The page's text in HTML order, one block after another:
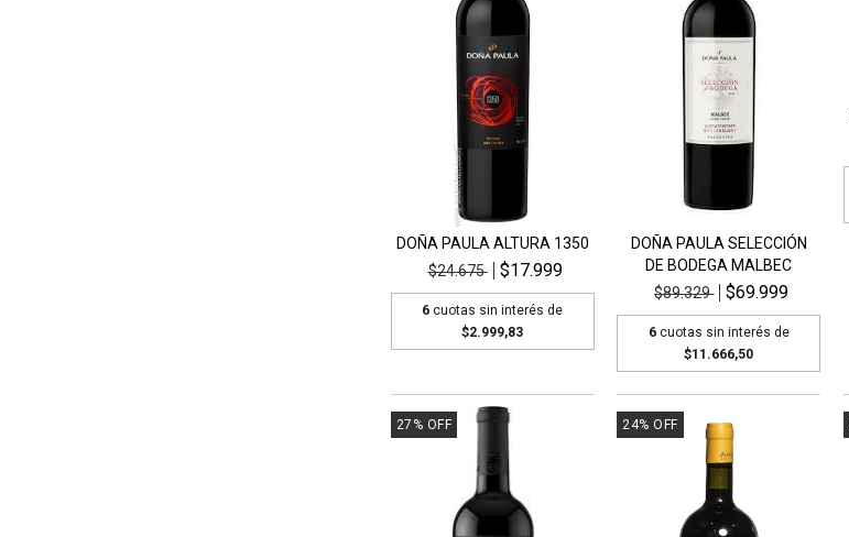
DOÑA PAULA ALTURA 1350
$24.675
$17.999
6 cuotas sin interés de
$2.999,83
DOÑA PAULA SELECCIÓN
DE BODEGA MALBEC
$89.329
$69.999
6 cuotas sin interés de
$11.666,50
27 % OFF 24% OFF